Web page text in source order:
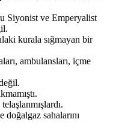
Siyonist ve Emperyalist
kurala sığmayan bir
ambulansları, içme
sahalarını